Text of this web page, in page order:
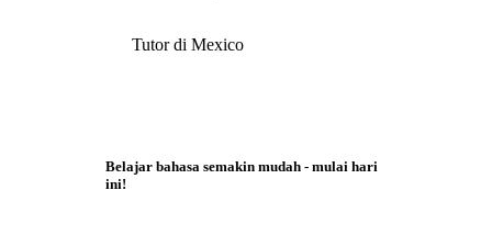
Tutor di Mexico
Belajar bahasa semakin mudah - mulai hari
ini!